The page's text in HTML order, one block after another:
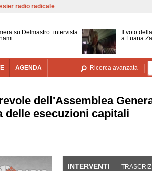
Salta al contenuto principale
radio radicale
su Delmastro: intervista
Il voto
a Luana
AGENDA Ricerca avanzata
dell'Assemblea
delle esecuzioni capitali
INTERVENTI (SCHEDA